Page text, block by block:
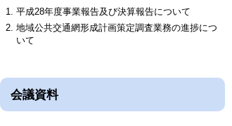
平成28年度事業報告及び決算報告について
地域公共交通網形成計画策定調査業務の進捗につ
いて
会議資料